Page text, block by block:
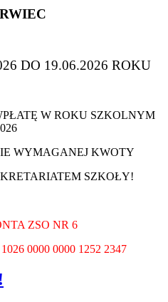
DO 19.06.2026 ROKU
W ROKU SZKOLNYM
2026
WYMAGANEJ KWOTY
SZKOŁY!
ZSO NR 6
0000 0000 1252 2347